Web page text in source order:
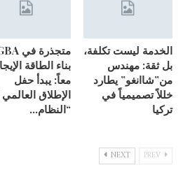
الخدمة ليست تكلفة،
بل ثقة: مهندس
من”شاانغو” يطارد
خللاً تصميمياً في
تركيا
بناء الطاقة
معاً: يبدأ حفل
الإطلاق العالمي
“النظام…
NEXT